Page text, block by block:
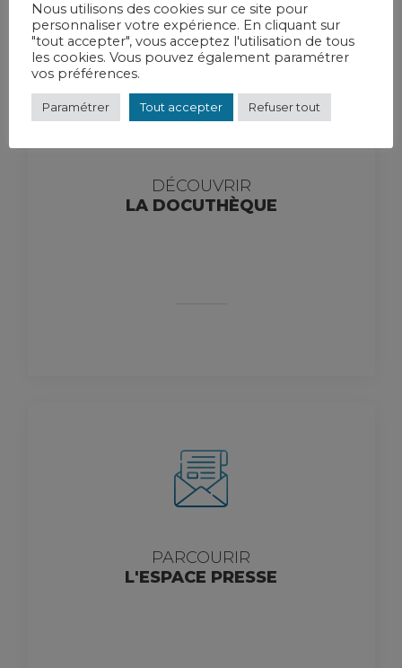
DÉCOUVRIR
LA DOCUTHÈQUE
PARCOURIR
L'ESPACE PRESSE
Nous utilisons des cookies sur ce site pour
personnaliser votre expérience. En cliquant sur
"tout accepter", vous acceptez l'utilisation de tous
les cookies. Vous pouvez également paramétrer
vos préférences.
Paramétrer Tout accepter Refuser tout